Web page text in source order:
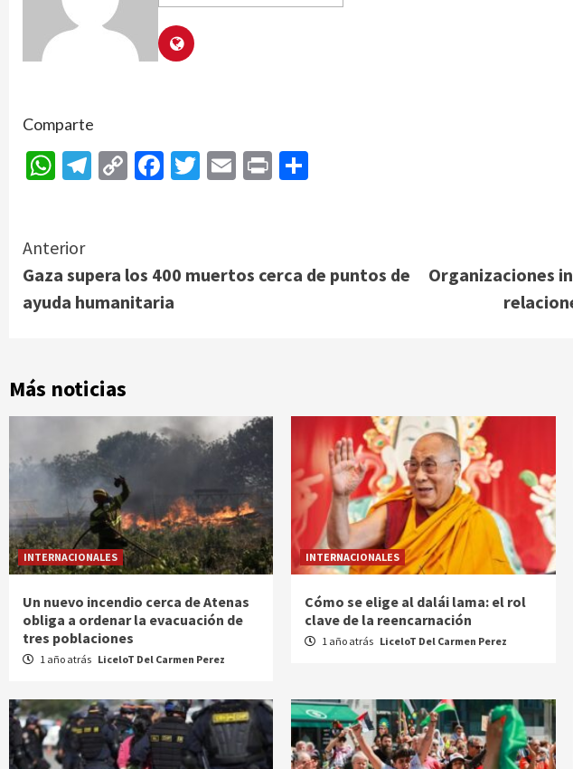
Comparte
WhatsApp
Telegram
CopyFacebook
Twitter
Email
Print
Continue
Reading
Anterior
Gaza supera los 400 muertos cerca de puntos de
ayuda humanitaria
Organizaciones
Más noticias
INTERNACIONALES
Un nuevo incendio cerca de Atenas
obliga a ordenar la evacuación de
tres poblaciones
1 año atrás LiceloT Del Carmen Perez
INTERNACIONALES
Cómo se elige al dalái lama: el rol
clave de la reencarnación
1 año atrás LiceloT Del Carmen Perez